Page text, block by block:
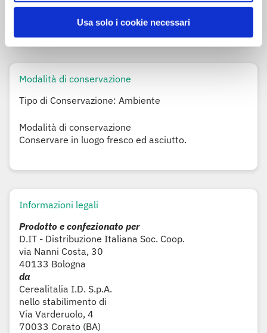
Usa solo i cookie necessari
Può contenere
latte soia sesamo
mandorle ,arachidi,solfiti
Modalità di conservazione
Tipo di Conservazione: Ambiente
Modalità di conservazione
Conservare in luogo fresco ed asciutto.
Informazioni legali
Prodotto e confezionato per
D.IT - Distribuzione Italiana Soc. Coop.
via Nanni Costa, 30
40133 Bologna
da
Cerealitalia I.D. S.p.A.
nello stabilimento di
Via Varderuolo, 4
70033 Corato (BA)